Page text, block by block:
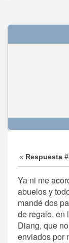
« Respuesta
Ya ni me
abuelos y
mandé dos
de regalo, en
Diang, que
enviados por